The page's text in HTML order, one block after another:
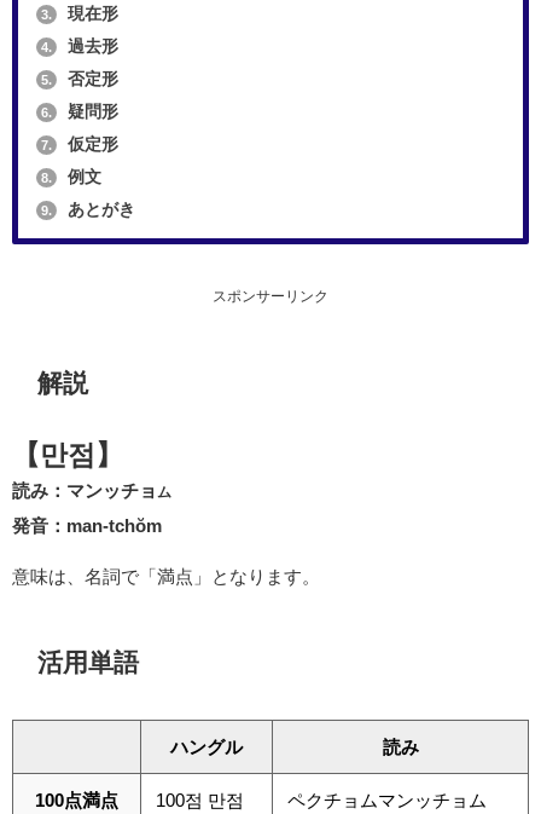
3. 現在形
4. 過去形
5. 否定形
6. 疑問形
7. 仮定形
8. 例文
9. あとがき
スポンサーリンク
解説
【만점】
読み：マンッチョ ム
発音：man-tchŏm
意味は、名詞で「満点」となります。
活用単語
ハングル 読み
100点満点 100점 만점 ペクチョムマンッチョム